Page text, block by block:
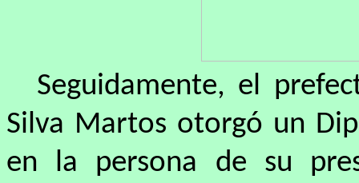
Seguidamente, el
Silva Martos otorgó un
en la persona de su